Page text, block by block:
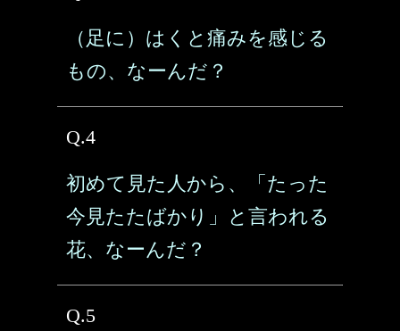
（足に）はくと痛みを感じる
もの、なーんだ？
Q.4
初めて見た人から、「たった
今見たたばかり」と言われる
花、なーんだ？
Q.5